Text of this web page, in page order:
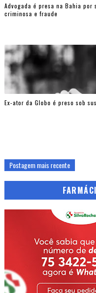
Advogada é presa na Bahia
criminosa e fraude
Ex-ator da Globo é preso sob
Postagem mais recente